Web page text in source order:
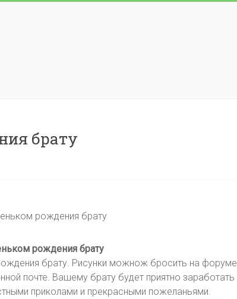
брату
рождения брату
брату. Рисунки можнож бросить на форуме
почте. Вашему брату будет приятно заработать
приколами и прекрасными пожеланьями.